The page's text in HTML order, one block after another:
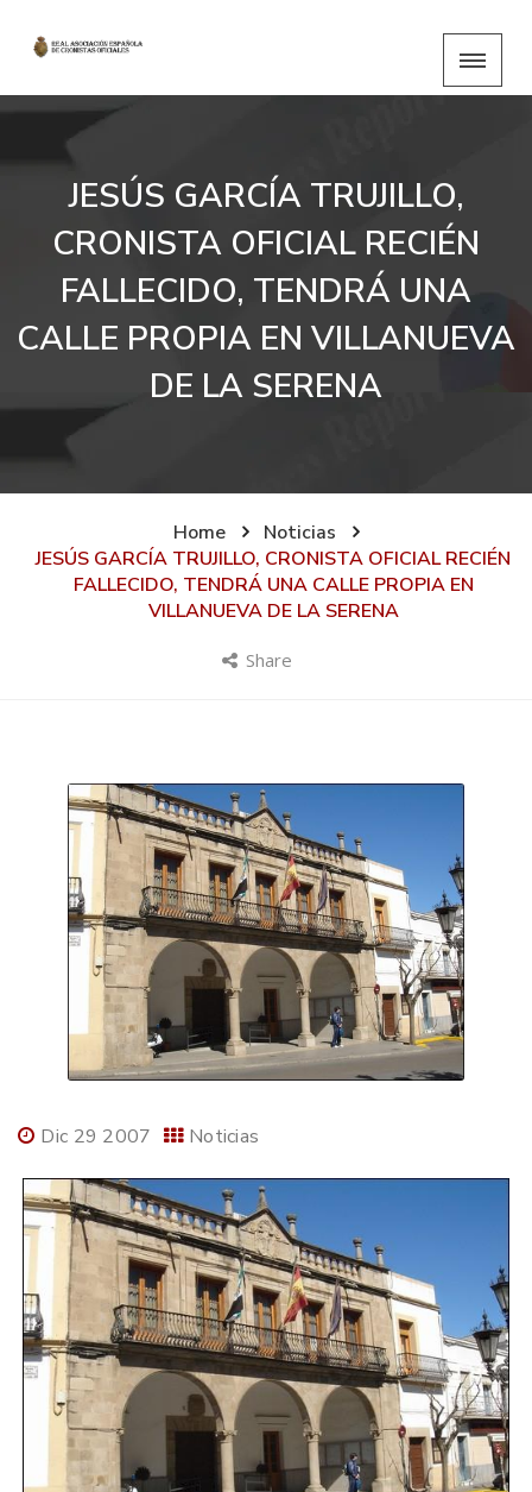
JESÚS GARCÍA TRUJILLO,
CRONISTA OFICIAL RECIÉN
FALLECIDO, TENDRÁ UNA
CALLE PROPIA EN VILLANUEVA
DE LA SERENA
Home
Noticias
JESÚS GARCÍA TRUJILLO, CRONISTA OFICIAL RECIÉN
FALLECIDO, TENDRÁ UNA CALLE PROPIA EN
VILLANUEVA DE LA SERENA
Share
Dic 29 2007 Noticias